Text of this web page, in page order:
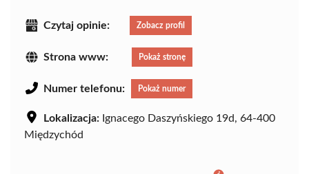
Czytaj opinie: Zobacz profil
Strona www: Pokaż stronę
Numer telefonu: Pokaż numer
Lokalizacja: Ignacego Daszyńskiego 19d, 64-400
Międzychód